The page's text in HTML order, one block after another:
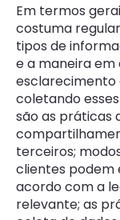
Em termos
costuma
tipos de
e a maneira em
esclarecimento
coletando
são as práticas
terceiros;
clientes podem
acordo com a
relevante; as